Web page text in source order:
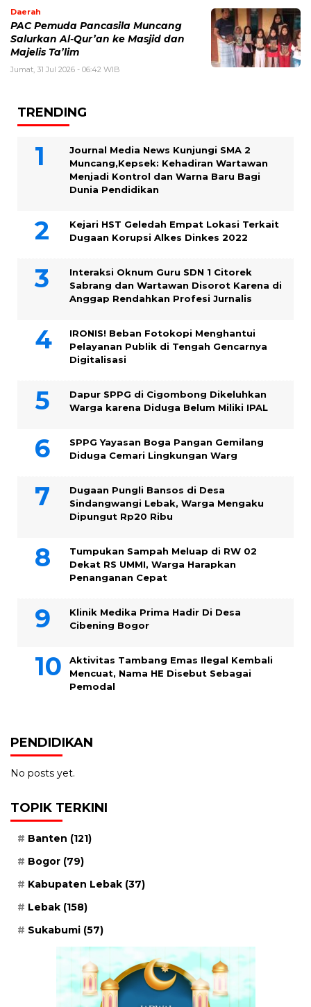
Daerah
PAC Pemuda Pancasila Muncang
Salurkan Al-Qur’an ke Masjid dan
Majelis Ta’lim
Jumat, 31 Jul 2026 - 06:42 WIB
TRENDING
Journal Media News Kunjungi SMA 2
Muncang,Kepsek: Kehadiran Wartawan
Menjadi Kontrol dan Warna Baru Bagi
Dunia Pendidikan
Kejari HST Geledah Empat Lokasi Terkait
Dugaan Korupsi Alkes Dinkes 2022
Interaksi Oknum Guru SDN 1 Citorek
Sabrang dan Wartawan Disorot Karena di
Anggap Rendahkan Profesi Jurnalis
IRONIS! Beban Fotokopi Menghantui
Pelayanan Publik di Tengah Gencarnya
Digitalisasi
Dapur SPPG di Cigombong Dikeluhkan
Warga karena Diduga Belum Miliki IPAL
SPPG Yayasan Boga Pangan Gemilang
Diduga Cemari Lingkungan Warg
Dugaan Pungli Bansos di Desa
Sindangwangi Lebak, Warga Mengaku
Dipungut Rp20 Ribu
Tumpukan Sampah Meluap di RW 02
Dekat RS UMMI, Warga Harapkan
Penanganan Cepat
Klinik Medika Prima Hadir Di Desa
Cibening Bogor
Aktivitas Tambang Emas Ilegal Kembali
Mencuat, Nama HE Disebut Sebagai
Pemodal
PENDIDIKAN
No posts yet.
TOPIK TERKINI
Banten (121)
Bogor (79)
Kabupaten Lebak (37)
Lebak (158)
Sukabumi (57)